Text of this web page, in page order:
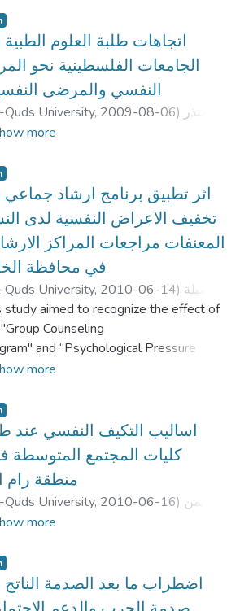
اتجاهات طلبة العلوم
الجامعات الفلسطينية نحو
النفسي والمرضى
University, 2009-08-06) منذر
فتحي موسى
more
اثر تطبيق برنامج ارشاد
تخفيف الاعراض النفسية لدى
المعنفات مراجعات المراكز
في محافظة
University, 2010-06-14) جميلة
محمد طه;Jamila Mohammad Taha
;الدكتور تيسير عبد الله;
الدكتور زياد
study aimed to recognize the effect of
Counseling
and “Psychological Pressure
Program" on women
study consists of women
violence who visit the Psychological
Social Legal Counseling
in Hebron. The counseling program
applied in cooperation
the Women's Center for Legal and
Counseling in Hebron.
selected by organizations
are working in the field of social and
counseling in Hebron. The
more
اساليب التكيف النفسي عند
كليات المجتمع المتوسطة
منطقة رام
University, 2010-06-16) ايمن
محمد
يوسف
more
اضطراب ما بعد الصدمة